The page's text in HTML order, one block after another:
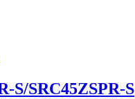
S/SRC45ZSPR-S